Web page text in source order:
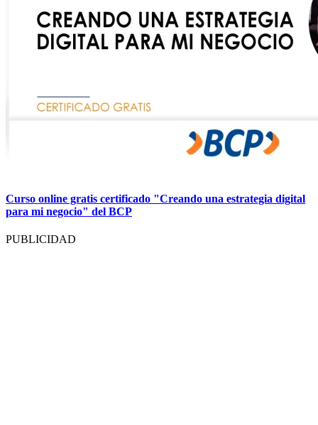
Curso online gratis certificado "Creando una estrategia digital
para mi negocio" del BCP
PUBLICIDAD